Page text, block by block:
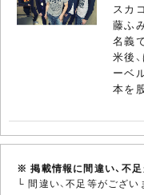
スカ
藤ふ
名義
米後
ーベ
本を
※ 掲載情報に間違い、不
└ 間違い、不足等がござい